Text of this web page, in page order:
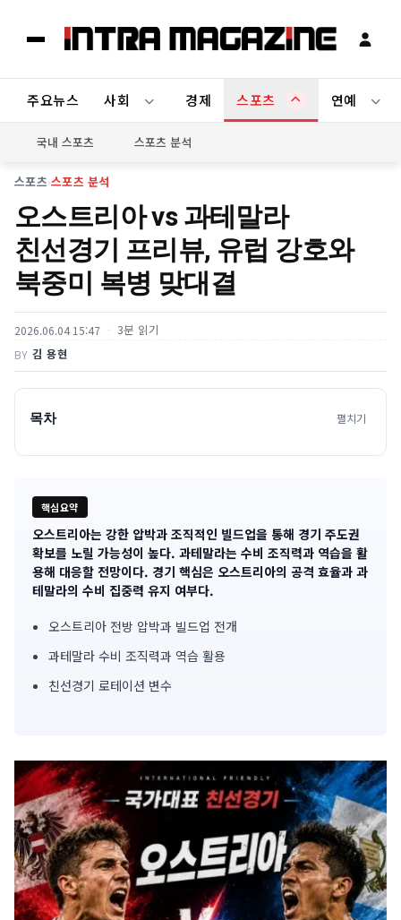
주요뉴스 사회 경제 스포츠 연예
국내 스포츠 스포츠 분석
스포츠›스포츠 분석
오스트리아 vs 과테말라
친선경기 프리뷰, 유럽 강호와
북중미 복병 맞대결
2026.06.04 15:47 3분 읽기
BY 김 용현
목차 펼치기
핵심요약
기
사
오스트리아는 강한 압박과 조직적인 빌드업을 통해 경기 주도권
확보를 노릴 가능성이 높다. 과테말라는 수비 조직력과 역습을 활
용해 대응할 전망이다. 경기 핵심은 오스트리아의 공격 효율과 과
테말라의 수비 집중력 유지 여부다.
오스트리아 전방 압박과 빌드업 전개
과테말라 수비 조직력과 역습 활용
친선경기 로테이션 변수